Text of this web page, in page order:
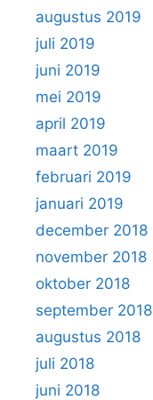
augustus 2019
juli 2019
juni 2019
mei 2019
april 2019
maart 2019
februari 2019
januari 2019
december 2018
november 2018
oktober 2018
september 2018
augustus 2018
juli 2018
juni 2018